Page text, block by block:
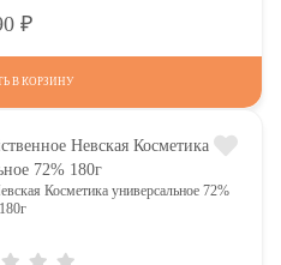
В КОРЗИНУ
Косметика универсальное 72%
180г